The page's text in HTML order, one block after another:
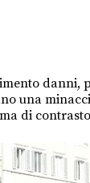
danni,
una
di